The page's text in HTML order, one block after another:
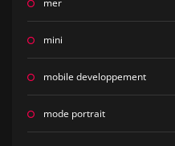
mer
mini
mobile developpement
mode portrait